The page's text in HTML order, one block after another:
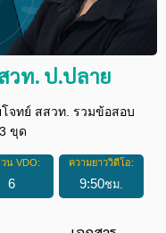
วท. ป.ปลาย
ทย์ สสวท. รวมข้อสอบ
ขุด
น VDO:
6
ความยาววิดีโอ:
9:50ชม.